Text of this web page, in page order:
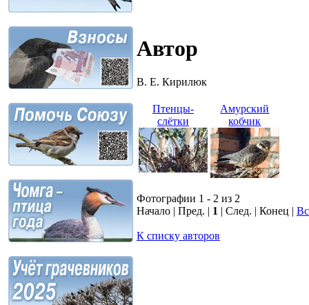
Автор
В. Е. Кирилюк
Птенцы-
слётки
Амурский
кобчик
Фотографии 1 - 2 из 2
Начало | Пред. | 1 | След. | Конец |
К списку авторов